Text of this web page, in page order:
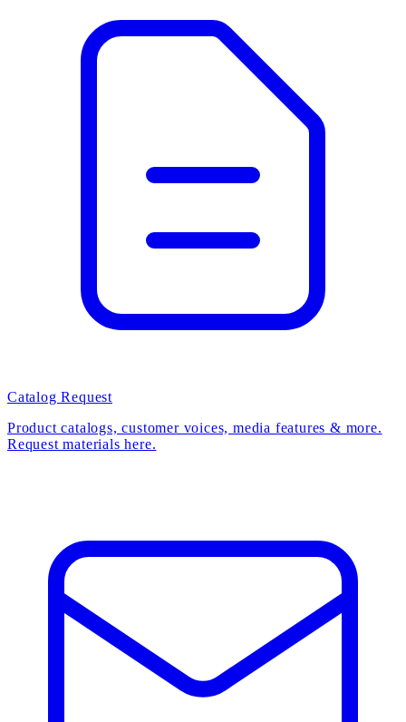
Catalog Request
Product catalogs, customer voices, media features & more.
Request materials here.